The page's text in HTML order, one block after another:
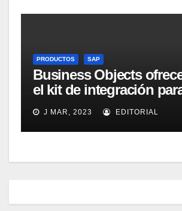
PRODUCTOS SAP
Business Objects
el kit de integración
Micrososft Office
Server 2007
J MAR, 2023 EDITORIAL